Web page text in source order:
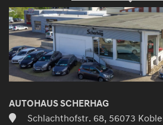
und
aktivieren
AUTOHAUS SCHERHAG
Schlachthofstr. 68, 56073